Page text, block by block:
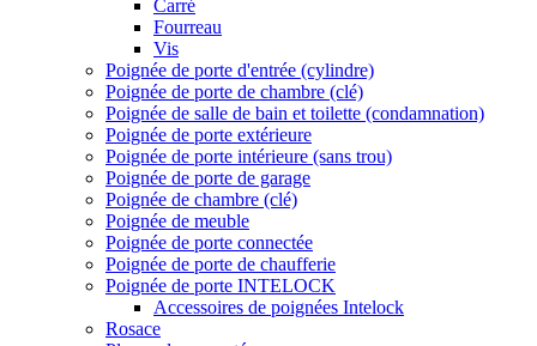
Carré
Fourreau
Vis
Poignée de porte d'entrée (cylindre)
Poignée de porte de chambre (clé)
Poignée de salle de bain et toilette (condamnation)
Poignée de porte extérieure
Poignée de porte intérieure (sans trou)
Poignée de porte de garage
Poignée de chambre (clé)
Poignée de meuble
Poignée de porte connectée
Poignée de porte de chaufferie
Poignée de porte INTELOCK
Accessoires de poignées Intelock
Rosace